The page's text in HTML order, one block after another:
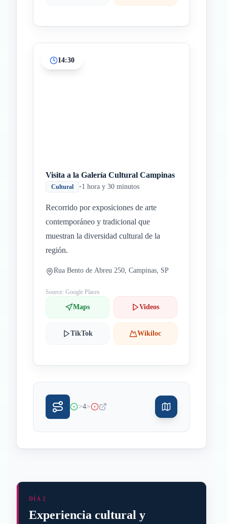
14:30
Visita a la Galería Cultural Campinas
Cultural •1 hora y 30 minutos
Recorrido por exposiciones de arte
contemporáneo y tradicional que
muestran la diversidad cultural de la
región.
Rua Bento de Abreu 250, Campinas, SP
Source: Google Places
Maps Videos
TikTok Wikiloc
>4>
DÍA 2
Experiencia cultural y